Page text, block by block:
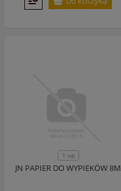
1 op
JN PAPIER DO WYPIEKÓW 8M